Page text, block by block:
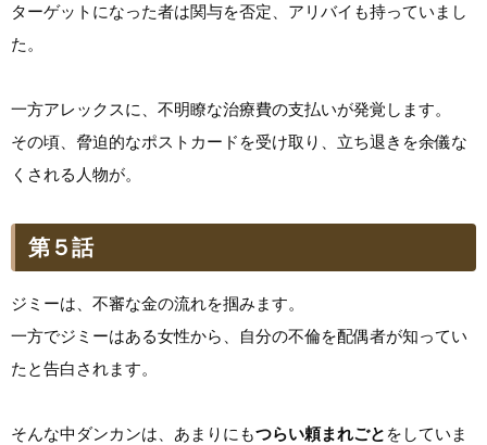
ターゲットになった者は関与を否定、アリバイも持っていまし
た。
一方アレックスに、不明瞭な治療費の支払いが発覚します。
その頃、脅迫的なポストカードを受け取り、立ち退きを余儀な
くされる人物が。
第５話
ジミーは、不審な金の流れを掴みます。
一方でジミーはある女性から、自分の不倫を配偶者が知ってい
たと告白されます。
そんな中ダンカンは、あまりにもつらい頼まれごと をしていま